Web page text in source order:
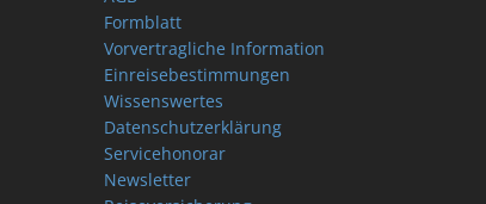
Formblatt
Vorvertragliche Information
Einreisebestimmungen
Wissenswertes
Datenschutzerklärung
Servicehonorar
Newsletter